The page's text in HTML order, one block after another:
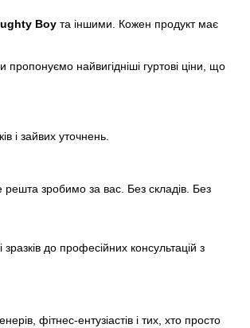
Boy та іншими. Кожен продукт має
найвигідніші гуртові ціни, що
і зайвих уточнень.
зробимо за вас. Без складів. Без
до професійних консультацій з
фітнес-ентузіастів і тих, хто просто